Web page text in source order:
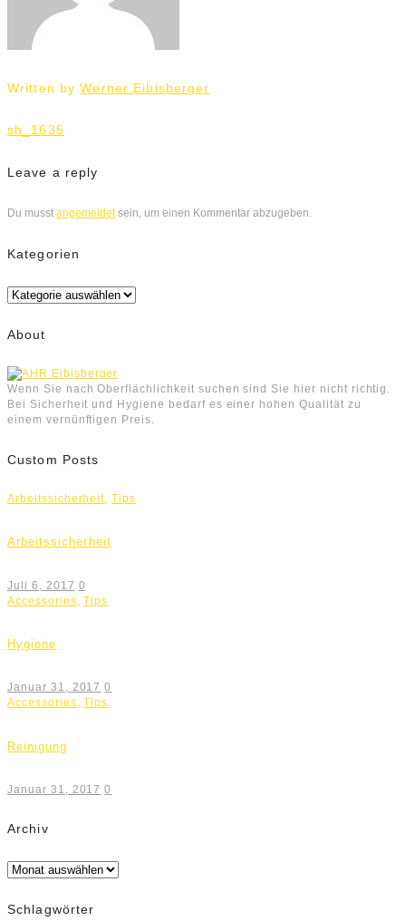
Written byWerner Eibisberger
Beitrags-
Navigation
sh_1635
Leave a reply
Du musst angemeldetsein, um einen Kommentar abzugeben.
Kategorien
Kategorien
About
Wenn Sie nach Oberflächlichkeit suchen sind Sie hier nicht richtig.
Bei Sicherheit und Hygiene bedarf es einer hohen Qualität zu
einem vernünftigen Preis.
Custom Posts
Arbeitssicherheit,Tips
Arbeitssicherheit
Juli 6, 2017 0
Accessories ,Tips
Hygiene
Januar 31, 2017 0
Accessories,Tips
Reinigung
Januar 31, 2017 0
Archiv
Archiv
Schlagwörter